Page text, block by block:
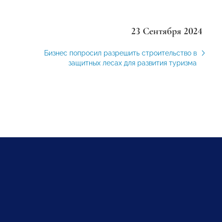
23 Сентября 2024
Бизнес попросил разрешить строительство в
защитных лесах для развития туризма